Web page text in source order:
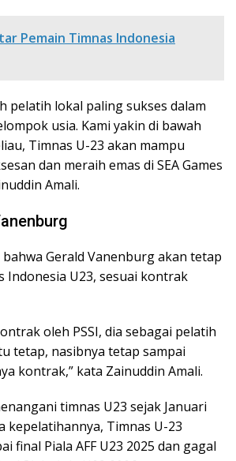
Pemain Timnas Indonesia
pelatih lokal paling sukses dalam
usia. Kami yakin di bawah
Timnas U-23 akan mampu
dan meraih emas di SEA Games
Amali.
bahwa Gerald Vanenburg akan tetap
Indonesia U23, sesuai kontrak
oleh PSSI, dia sebagai pelatih
tetap, nasibnya tetap sampai
kontrak,” kata Zainuddin Amali.
timnas U23 sejak Januari
kepelatihannya, Timnas U-23
final Piala AFF U23 2025 dan gagal